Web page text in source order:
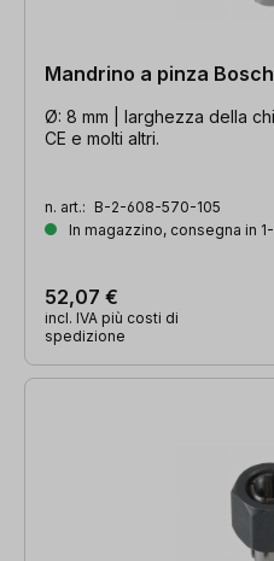
Mandrino a pinza Bosch
Ø: 8 mm | larghezza della
CE e molti altri.
n. art.: B-2-608-570-105
In magazzino, consegna in
52,07 €
incl. IVA più costi di
spedizione